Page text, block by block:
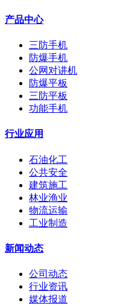
产品中心
三防手机
防爆手机
公网对讲机
防爆平板
三防平板
功能手机
行业应用
石油化工
公共安全
建筑施工
林业渔业
物流运输
工业制造
新闻动态
公司动态
行业资讯
媒体报道